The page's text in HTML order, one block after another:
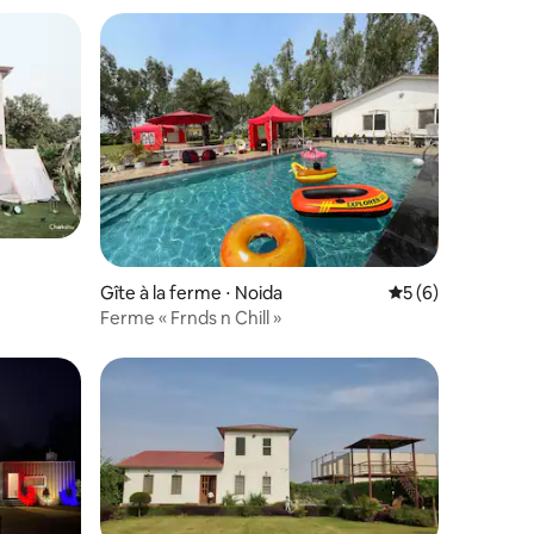
Gîte à la ferme ⋅ Noida Évaluation
5 (6)
Ferme « Frnds n Chill »